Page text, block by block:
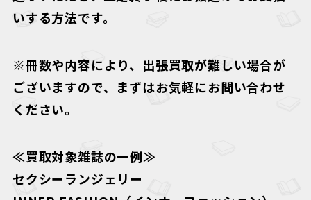
いする方法です。
※冊数や内容により、出張買取が難しい場合が
ございますので、まずはお気軽にお問い合わせ
ください。
≪買取対象雑誌の一例≫
セクシーランジェリー